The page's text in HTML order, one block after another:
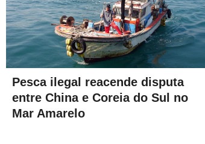
Pesca ilegal reacende disputa
entre China e Coreia do Sul no
Mar Amarelo